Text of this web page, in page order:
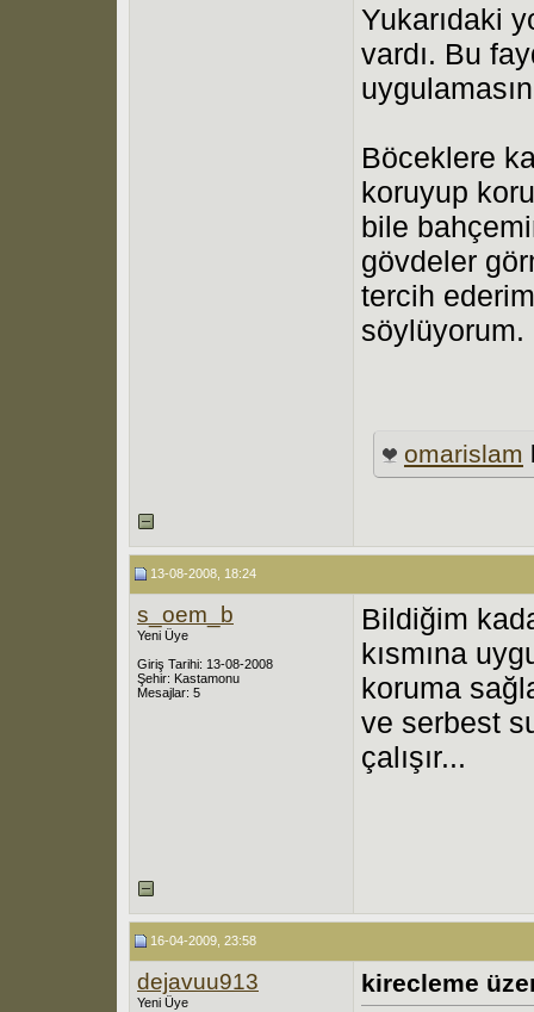
Yukarıdaki
vardı. Bu
Böceklere
koruyup
bile
gövdeler
tercih
söylüyorum.
omarislam
13-08-2008, 18:24
s_oem_b
Yeni Üye
Giriş Tarihi: 13-08-2008
Şehir: Kastamonu
Mesajlar: 5
Bildiğim
kısmına
koruma
ve serbest
çalışır...
16-04-2009, 23:58
dejavuu913
Yeni Üye
kirecleme